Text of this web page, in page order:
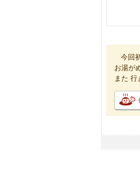
今回
お湯が
また 行